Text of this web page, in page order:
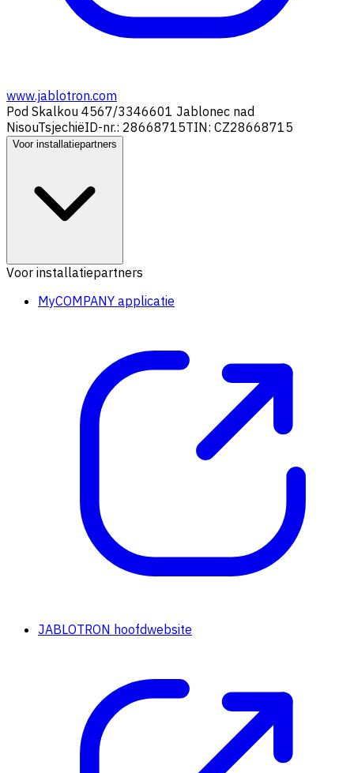
www.jablotron.com
Pod Skalkou 4567/3346601 Jablonec nad
NisouTsjechiëID-nr.: 28668715TIN: CZ28668715
Voor installatiepartners
Voor installatiepartners
MyCOMPANY applicatie
JABLOTRON hoofdwebsite